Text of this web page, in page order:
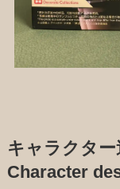
キャラクター
Character